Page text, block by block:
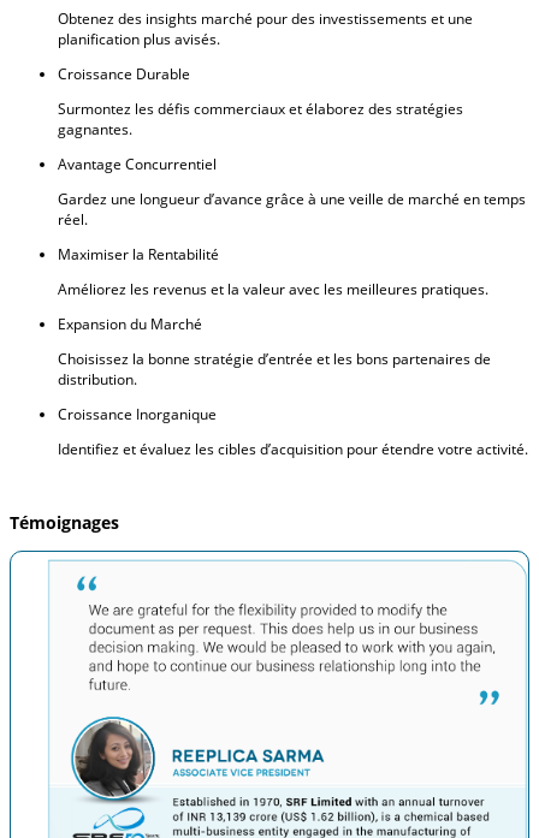
Obtenez des insights marché pour des investissements et une
planification plus avisés.
Croissance Durable
Surmontez les défis commerciaux et élaborez des stratégies
gagnantes.
Avantage Concurrentiel
Gardez une longueur d’avance grâce à une veille de marché en temps
réel.
Maximiser la Rentabilité
Améliorez les revenus et la valeur avec les meilleures pratiques.
Expansion du Marché
Choisissez la bonne stratégie d’entrée et les bons partenaires de
distribution.
Croissance Inorganique
Identifiez et évaluez les cibles d’acquisition pour étendre votre activité.
Témoignages